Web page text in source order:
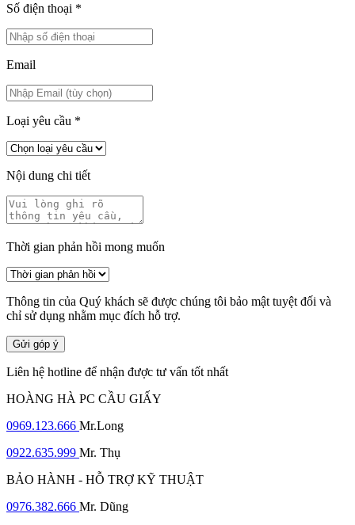
Số điện thoại *
Email
Loại yêu cầu *
Nội dung chi tiết
Thời gian phản hồi mong muốn
Thông tin của Quý khách sẽ được chúng tôi bảo mật tuyệt đối và
chỉ sử dụng nhằm mục đích hỗ trợ.
Gửi góp ý
Liên hệ hotline để nhận được tư vấn tốt nhất
HOÀNG HÀ PC CẦU GIẤY
0969.123.666 Mr.Long
0922.635.999 Mr. Thụ
BẢO HÀNH - HỖ TRỢ KỸ THUẬT
0976.382.666 Mr. Dũng